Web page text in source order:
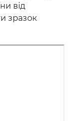
від
зразок